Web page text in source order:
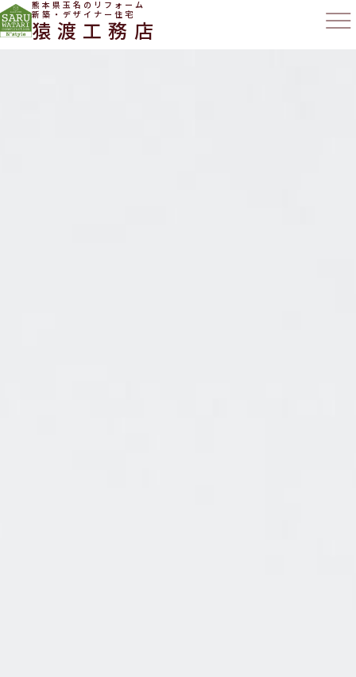
熊本県玉名のリフォーム
新築・デザイナー住宅
猿渡工務店